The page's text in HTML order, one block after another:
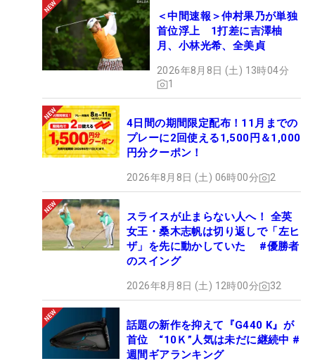
＜中間速報＞仲村果乃が単独
首位浮上 1打差に吉澤柚
月、小林光希、全美貞
2026年8月8日 (土) 13時04分
1
4日間の期間限定配布！11月までの
プレーに2回使える1,500円＆1,000
円分クーポン！
2026年8月8日 (土) 06時00分 2
スライスが止まらない人へ！ 全英
女王・桑木志帆は切り返しで「左ヒ
ザ」を先に動かしていた #優勝者
のスイング
2026年8月8日 (土) 12時00分 32
話題の新作を抑えて『G440 K』が
首位 “10Ｋ”人気は未だに継続中 #
週間ギアランキング